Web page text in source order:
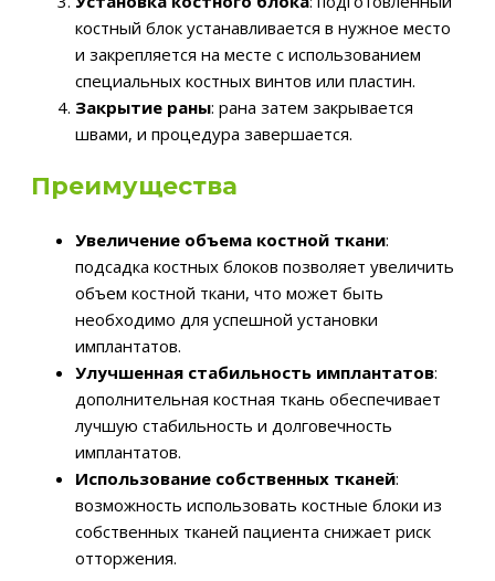
костный блок устанавливается в нужное место
и закрепляется на месте с использованием
специальных костных винтов или пластин.
Закрытие раны: рана затем закрывается
швами, и процедура завершается.
Преимущества
Увеличение объема костной ткани:
подсадка костных блоков позволяет увеличить
объем костной ткани, что может быть
необходимо для успешной установки
имплантатов.
Улучшенная стабильность имплантатов:
дополнительная костная ткань обеспечивает
лучшую стабильность и долговечность
имплантатов.
Использование собственных тканей:
возможность использовать костные блоки из
собственных тканей пациента снижает риск
отторжения.